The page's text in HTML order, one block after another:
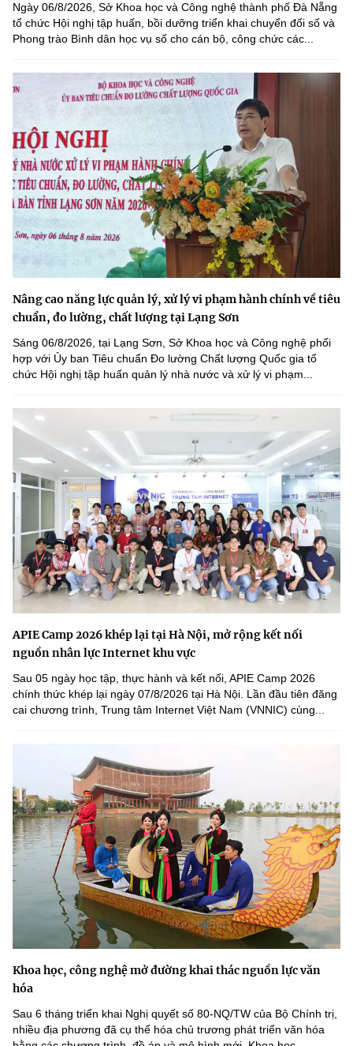
Ngày 06/8/2026, Sở Khoa học và Công nghệ thành phố Đà Nẵng
tổ chức Hội nghị tập huấn, bồi dưỡng triển khai chuyển đổi số và
Phong trào Bình dân học vụ số cho cán bộ, công chức các...
Nâng cao năng lực quản lý, xử lý vi phạm hành chính về tiêu
chuẩn, đo lường, chất lượng tại Lạng Sơn
Sáng 06/8/2026, tại Lạng Sơn, Sở Khoa học và Công nghệ phối
hợp với Ủy ban Tiêu chuẩn Đo lường Chất lượng Quốc gia tổ
chức Hội nghị tập huấn quản lý nhà nước và xử lý vi phạm...
APIE Camp 2026 khép lại tại Hà Nội, mở rộng kết nối
nguồn nhân lực Internet khu vực
Sau 05 ngày học tập, thực hành và kết nối, APIE Camp 2026
chính thức khép lại ngày 07/8/2026 tại Hà Nội. Lần đầu tiên đăng
cai chương trình, Trung tâm Internet Việt Nam (VNNIC) cùng...
Khoa học, công nghệ mở đường khai thác nguồn lực văn
hóa
Sau 6 tháng triển khai Nghị quyết số 80-NQ/TW của Bộ Chính trị,
nhiều địa phương đã cụ thể hóa chủ trương phát triển văn hóa